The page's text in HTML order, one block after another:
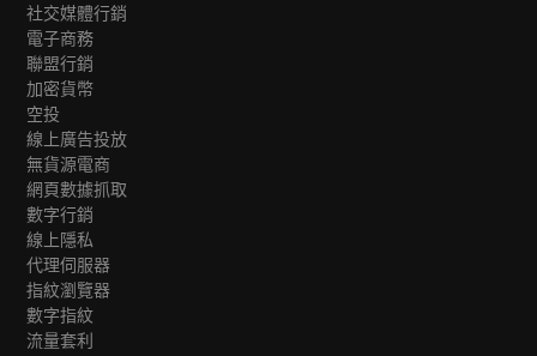
社交媒體行銷
電子商務
聯盟行銷
加密貨幣
空投
線上廣告投放
無貨源電商
網頁數據抓取
數字行銷
線上隱私
代理伺服器
指紋瀏覽器
數字指紋
流量套利